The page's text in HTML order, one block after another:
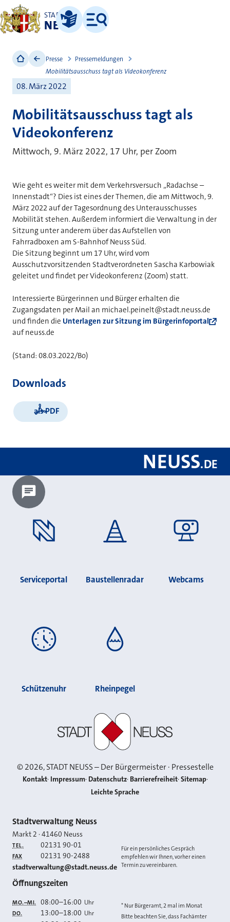
STADT
NEUSS
Leichte Sprache
Menü
Presse
Pressemeldungen
Mobilitätsausschuss tagt als Videokonferenz
08. März 2022
Mobilitätsausschuss tagt als
Videokonferenz
Mittwoch, 9. März 2022, 17 Uhr, per Zoom
Wie geht es weiter mit dem Verkehrsversuch „Radachse –
Innenstadt“? Dies ist eines der Themen, die am Mittwoch, 9.
März 2022 auf der Tagesordnung des Unterausschusses
Mobilität stehen. Außerdem informiert die Verwaltung in der
Sitzung unter anderem über das Aufstellen von
Fahrradboxen am S-Bahnhof Neuss Süd.
Die Sitzung beginnt um 17 Uhr, wird vom
Ausschutzvorsitzenden Stadtverordneten Sascha Karbowiak
geleitet und findet per Videokonferenz (Zoom) statt.
Interessierte Bürgerinnen und Bürger erhalten die
Zugangsdaten per Mail an michael.peinelt@stadt.neuss.de
und finden die Unterlagen zur Sitzung im Bürgerinfoportal
auf neuss.de
(Stand: 08.03.2022/Bo)
Downloads
als PDF
NEUSS.DE
Chatbot laden?
Serviceportal Baustellenradar Webcams
Schützenuhr Rheinpegel
©2026, STADT NEUSS – Der Bürgermeister · Pressestelle
Kontakt Impressum Datenschutz Barrierefreiheit Sitemap
Leichte Sprache
Kontakt
Stadtverwaltung Neuss
Markt 2 ·41460 Neuss
TEL. 02131 90-01
FAX 02131 90-2488
E-MAIL
stadtverwaltung@stadt.neuss.de
Für ein persönliches Gespräch
empfehlen wir Ihnen, vorher einen
Termin zu vereinbaren.
Öffnungszeiten
MO.–MI. 08:00–16:00 Uhr
DO. 13:00–18:00 Uhr
* Nur Bürgeramt, 2 mal im Monat
Bitte beachten Sie, dass Fachämter